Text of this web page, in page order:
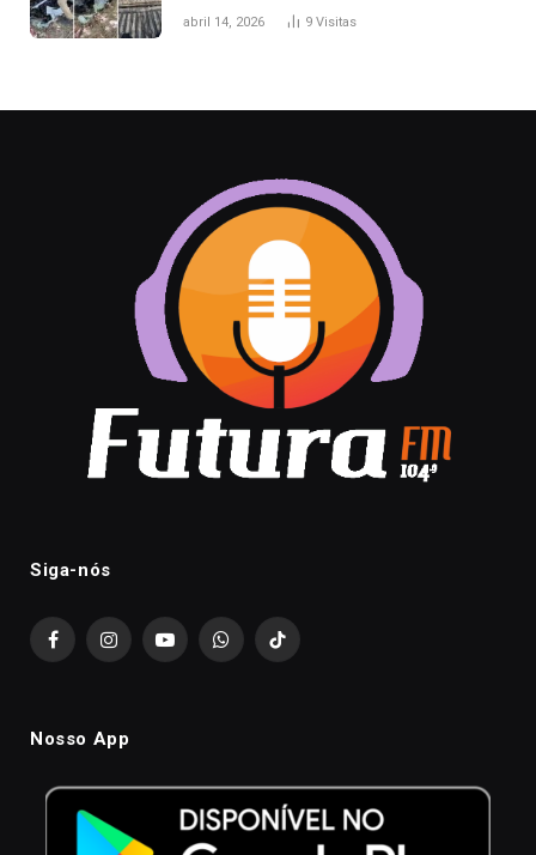
apreendidas no TO em três meses
abril 14, 2026 9 Visitas
Siga-nós
FacebookInstagramYouTubeWhatsAppTikTok
Nosso App